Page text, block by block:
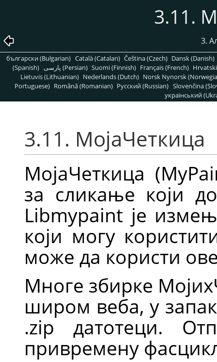
3.11.
3.
български (Bulgarian) Català (Catalan) Čeština (Czech) Dansk (Danish)
(Spanish)
پارسی (Persian) Suomi (Finnish) Français (French)
Lietuvis (Lithuanian) Nederlands (Dutch) Norsk Nynorsk
Portuguese) Română (Romanian) Pусский (Russian) Slovenčina
український
3.11. МојаЧеткица
МојаЧеткица
за сликање који
Libmypaint је
који могу
може да користи
Многе збирке
широм веба, у
.zip датотеци.
привремену